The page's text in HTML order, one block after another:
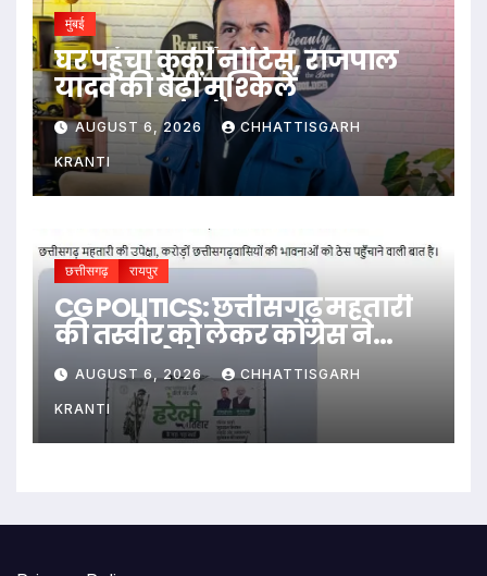
मुंबई
घर पहुंचा कुर्की नोटिस, राजपाल
यादव की बढ़ीं मुश्किलें
AUGUST 6, 2026 CHHATTISGARH
KRANTI
छत्तीसगढ़ रायपुर
CG POLITICS: छत्तीसगढ़ महतारी
की तस्वीर को लेकर कोंग्रेस ने
सरकार को घेरा
AUGUST 6, 2026 CHHATTISGARH
KRANTI